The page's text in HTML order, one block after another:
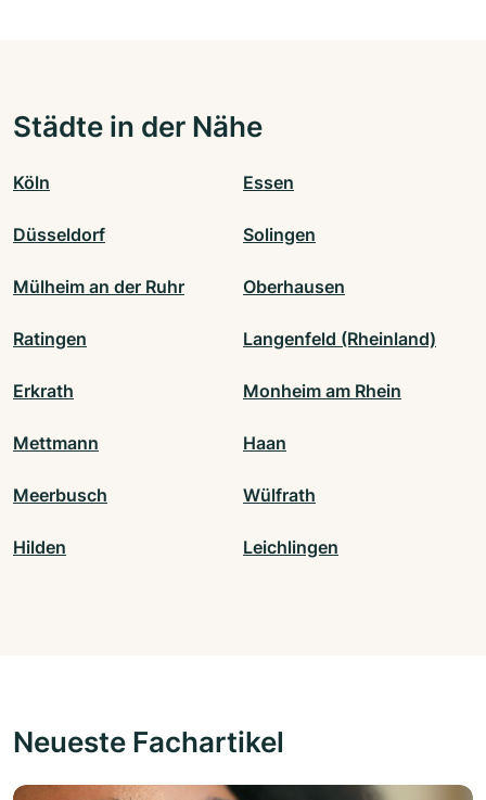
Städte in der Nähe
Köln Essen
Düsseldorf Solingen
Mülheim an der Ruhr Oberhausen
Ratingen Langenfeld (Rheinland)
Erkrath Monheim am Rhein
Mettmann Haan
Meerbusch Wülfrath
Hilden Leichlingen
Neueste Fachartikel